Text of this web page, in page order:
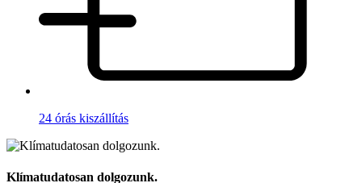
24 órás kiszállítás
Klímatudatosan dolgozunk.